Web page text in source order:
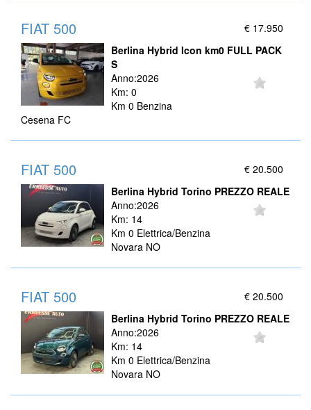
€ 17.950
FIAT 500
Berlina Hybrid Icon km0 FULL PACK
S
Anno:2026
Km: 0
Km 0 Benzina
Cesena FC
€ 20.500
FIAT 500
Berlina Hybrid Torino PREZZO REALE
Anno:2026
Km: 14
Km 0 Elettrica/Benzina
Novara NO
€ 20.500
FIAT 500
Berlina Hybrid Torino PREZZO REALE
Anno:2026
Km: 14
Km 0 Elettrica/Benzina
Novara NO